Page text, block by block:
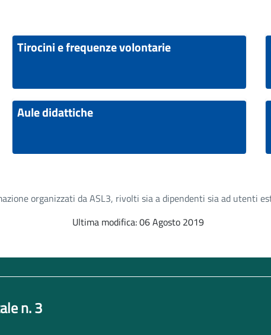
Tirocini e frequenze volontarie
Aule didattiche
organizzati da ASL3, rivolti sia a dipendenti sia ad utenti
Ultima modifica: 06 Agosto 2019
n. 3